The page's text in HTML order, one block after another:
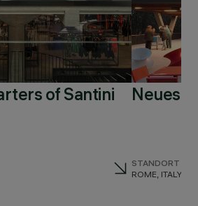
of Santini
Neues
STANDORT
ROME, ITALY